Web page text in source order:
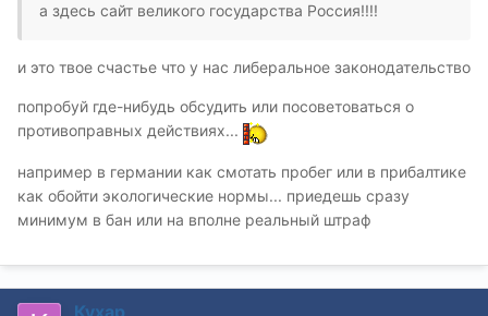
а здесь сайт великого государства Россия!!!!
и это твое счастье что у нас либеральное законодательство
попробуй где-нибудь обсудить или посоветоваться о
противоправных действиях...
например в германии как смотать пробег или в прибалтике
как обойти экологические нормы... приедешь сразу
минимум в бан или на вполне реальный штраф
Кухар